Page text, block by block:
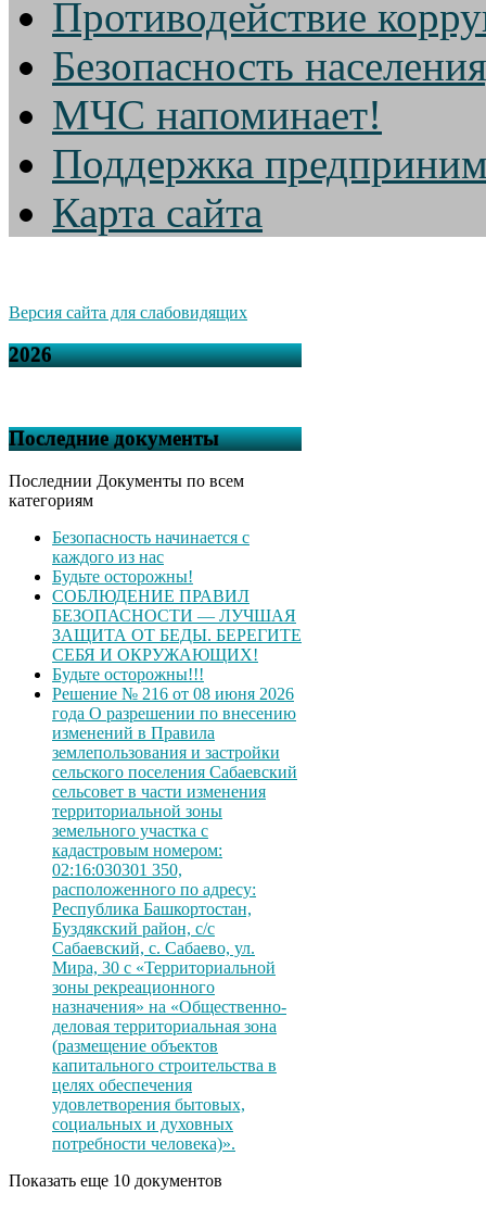
Противодействие
Безопасность
МЧС напоминает!
Поддержка
Карта сайта
Версия сайта для слабовидящих
2026
Последние документы
Последнии Документы по всем
категориям
Безопасность начинается с
каждого из нас
Будьте осторожны!
СОБЛЮДЕНИЕ ПРАВИЛ
БЕЗОПАСНОСТИ — ЛУЧШАЯ
ЗАЩИТА ОТ БЕДЫ. БЕРЕГИТЕ
СЕБЯ И ОКРУЖАЮЩИХ!
Будьте осторожны!!!
Решение № 216 от 08 июня 2026
года О разрешении по внесению
изменений в Правила
землепользования и застройки
сельского поселения Сабаевский
сельсовет в части изменения
территориальной зоны
земельного участка с
кадастровым номером:
02:16:030301 350,
расположенного по адресу:
Республика Башкортостан,
Буздякский район, с/с
Сабаевский, с. Сабаево, ул.
Мира, 30 с «Территориальной
зоны рекреационного
назначения» на «Общественно-
деловая территориальная зона
(размещение объектов
капитального строительства в
целях обеспечения
удовлетворения бытовых,
социальных и духовных
потребности человека)».
Показать еще 10 документов